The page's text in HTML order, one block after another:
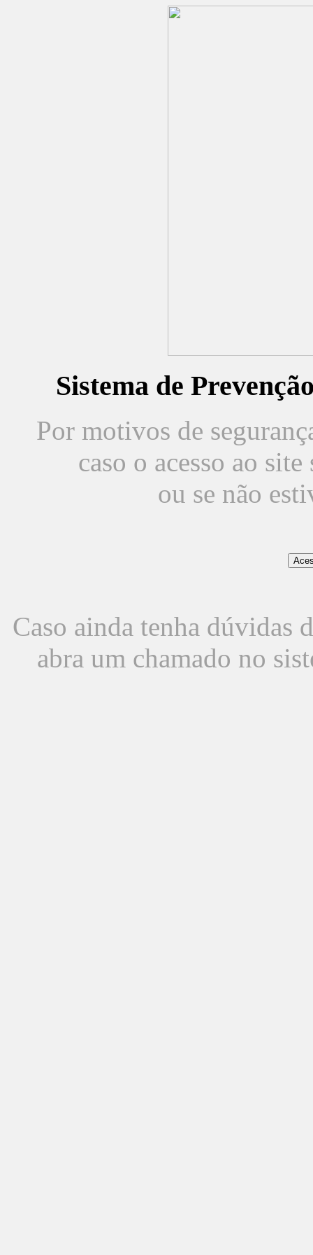
Sistema de
Por motivos de
caso o acesso ao
ou se não
Caso ainda tenha dúvidas
abra um chamado no